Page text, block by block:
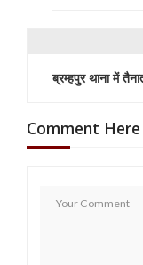
a
v
ब्रम्हपुर थाना में
Comment Here